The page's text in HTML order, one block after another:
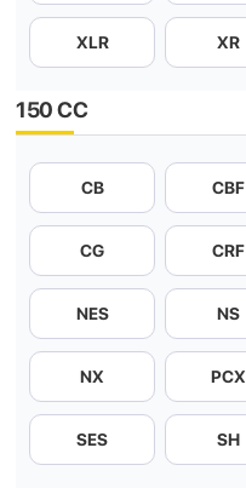
XLR XR
150 CC
CB CBF
CG CRF
NES NS
NX PCX
SES SH